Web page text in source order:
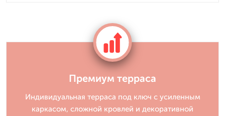
Премиум терраса
Индивидуальная терраса под ключ с усиленным
каркасом, сложной кровлей и декоративной